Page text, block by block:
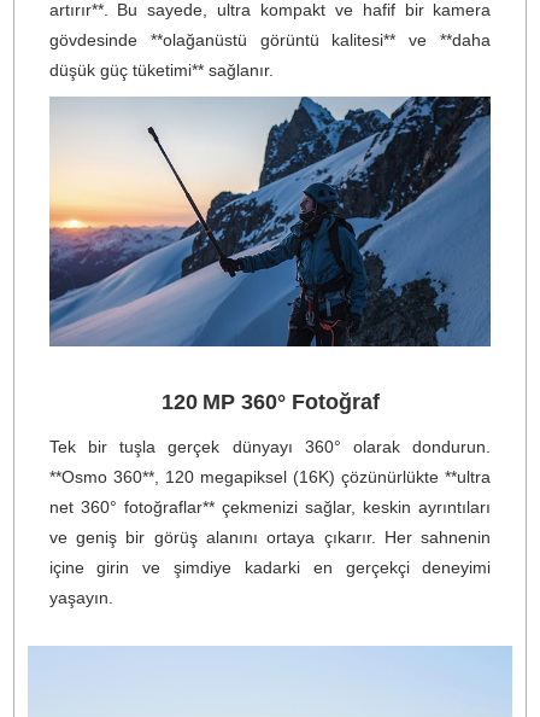
4K/100 fps Yüksek Kare Hızı 360° Video
Osmo 360, yüksek kare hızına sahip **4K/100 fps
videosu** ile her saniyeyi **çarpıcı
yakalamanızı sağlar. Ultra pürüzsüz, akıcı
keyfini çıkarın ve **4× yavaş çekim** özelliğini
o geçici, hayranlık uyandıran anları daha uzun